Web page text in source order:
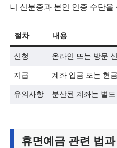
니 신분증과 본인 인증 수단
절차 내용
신청 온라인 또는 방문
지급 계좌 입금 또는 현
유의사항 분산된 계좌는 별
휴면예금 관련 법